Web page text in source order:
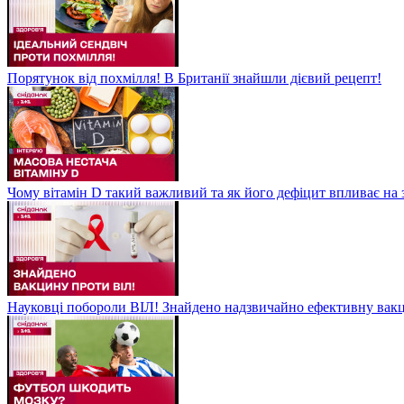
Порятунок від похмілля! В Британії знайшли дієвий рецепт!
Чому вітамін D такий важливий та як його дефіцит впливає на
Науковці побороли ВІЛ! Знайдено надзвичайно ефективну